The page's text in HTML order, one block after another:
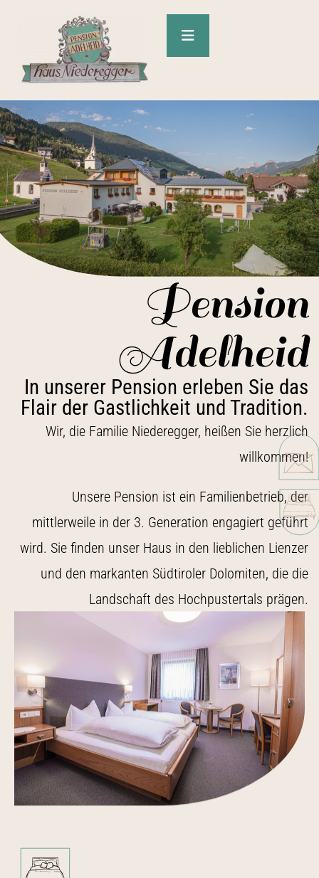
Pension
Adelheid
In unserer Pension erleben Sie das
Flair der Gastlichkeit und Tradition.
Wir, die Familie Niederegger, heißen Sie herzlich
willkommen!
Unsere Pension ist ein Familienbetrieb, der
mittlerweile in der 3. Generation engagiert geführt
wird. Sie finden unser Haus in den lieblichen Lienzer
und den markanten Südtiroler Dolomiten, die die
Landschaft des Hochpustertals prägen.